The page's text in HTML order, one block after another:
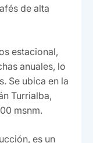
de alta
estacional,
anuales, lo
Se ubica en la
Turrialba,
msnm.
es un